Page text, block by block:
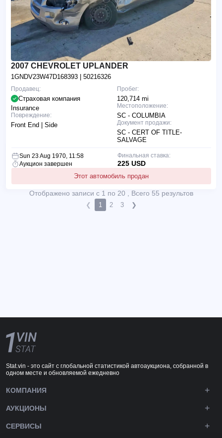
2007 CHEVROLET UPLANDER
1GNDV23W47D168393 | 50216326
Пробег:
120,714 mi
Местоположение:
SC - COLUMBIA
Документ продажи:
SC - CERT OF TITLE-
SALVAGE
Продавец:
Страховая компания
Insurance
Повреждение:
Front End | Side
Sun 23 Aug 1970, 11:58
Аукцион завершен
Этот автомобиль продан
Финальная ставка:
225 USD
Отображено записи с 1 по 20 , Всего 55 результов
❮ 1 2 3 ❯
Stat.vin - это сайт с глобальной статистикой автоаукциона, собранной в
одном месте и обновляемой ежедневно
КОМПАНИЯ
АУКЦИОНЫ
СЕРВИСЫ